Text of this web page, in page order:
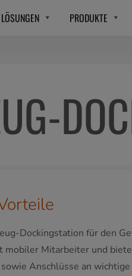
LÖSUNGEN PRODUKTE
Dockingstation für den
mobiler Mitarbeiter und
Anschlüsse an wichtige